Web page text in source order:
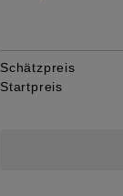
Schätzpreis
Startpreis